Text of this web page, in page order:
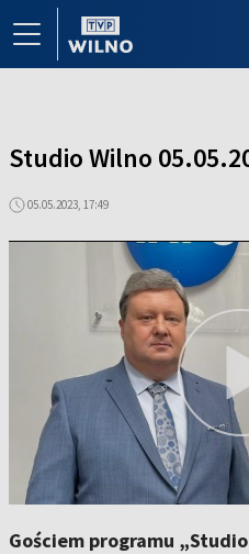
Studio Wilno
05.05.2023, 17:49
Gościem programu